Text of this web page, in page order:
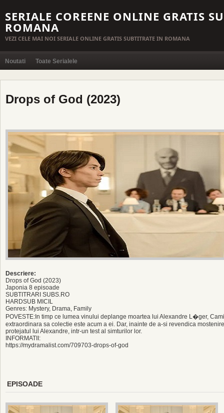
SERIALE COREENE ONLINE GRATIS
ROMANA
VEZI CELE MAI NOI SERIALE ONLINE GRATIS SUBTITRATE IN ROMANA
Noutati Toate Serialele
Drops of God (2023)
Descriere:
Drops of God (2023)
Japonia 8 episoade
SUBTITRARI SUBS.RO
HARDSUB MICIL
Genres: Mystery, Drama, Family
POVESTE:In timp ce lumea vinului deplange moartea lui Alexandre L�ger,
extraordinara sa colectie este acum a ei. Dar, inainte de a-si revendica
protejatul lui Alexandre, intr-un test al simturilor lor.
INFORMATII:
https://mydramalist.com/709703-drops-of-god
EPISOADE